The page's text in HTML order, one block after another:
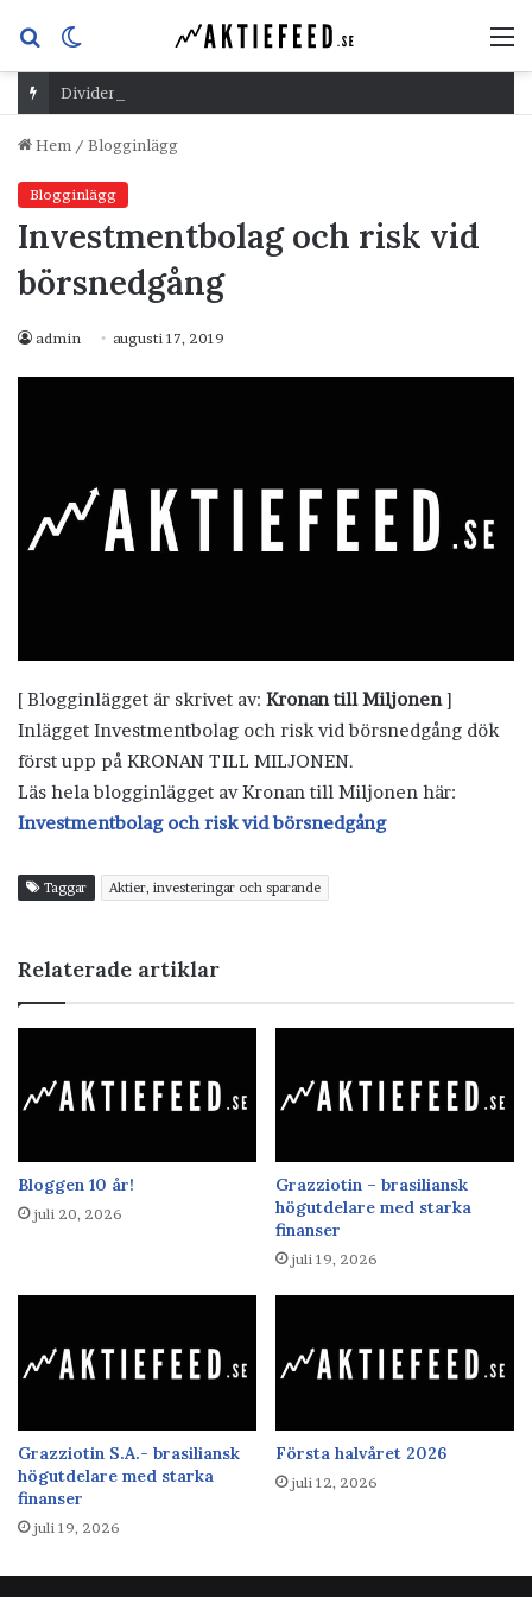
Sök
efterskin
Dividend Overshoot Day
Hem / Blogginlägg
Blogginlägg
Investmentbolag och risk vid
börsnedgång
admin augusti 17, 2019
[ Blogginlägget är skrivet av: Kronan till Miljonen]
Inlägget Investmentbolag och risk vid börsnedgång dök
först upp på KRONAN TILL MILJONEN.
Läs hela blogginlägget av Kronan till Miljonen här:
Investmentbolag och risk vid börsnedgång
Taggar Aktier, investeringar och sparande
Relaterade artiklar
Bloggen 10 år!
juli 20, 2026
Grazziotin – brasiliansk
högutdelare med starka
finanser
juli 19, 2026
Grazziotin S.A.- brasiliansk
högutdelare med starka
finanser
juli 19, 2026
Första halvåret 2026
juli 12, 2026